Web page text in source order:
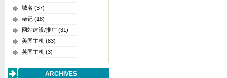
域名 (37)
杂记 (18)
网站建设/推广 (31)
美国主机 (83)
英国主机 (3)
ARCHIVES